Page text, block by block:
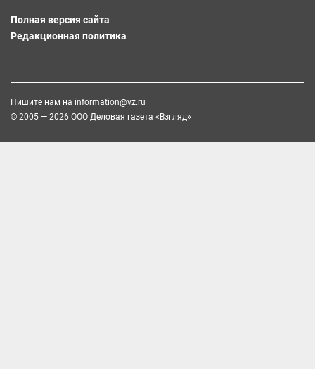
Полная версия сайта
Редакционная политика
Пишите нам на information@vz.ru
© 2005 — 2026 ООО Деловая газета «Взгляд»